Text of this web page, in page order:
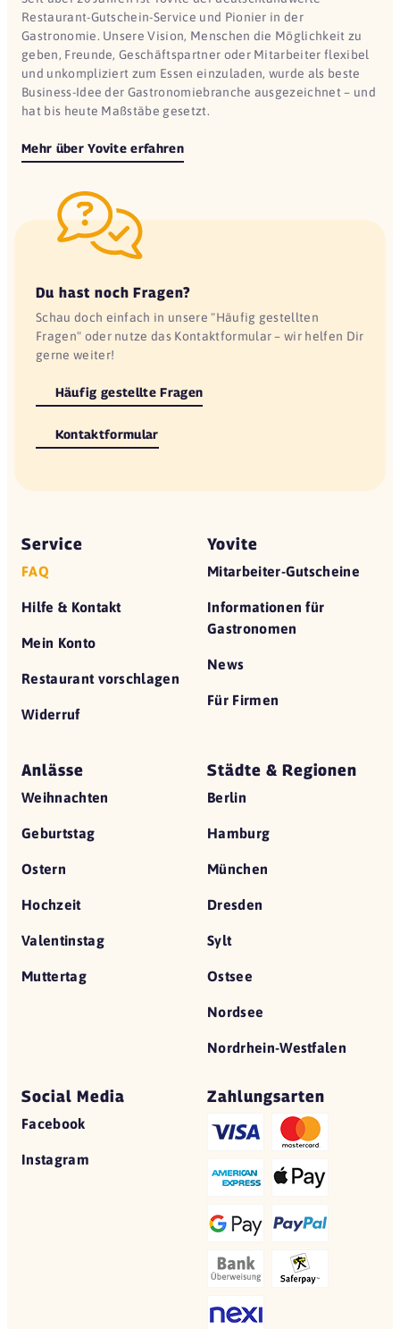
Restaurant-Gutschein-Service und Pionier in der
Gastronomie. Unsere Vision, Menschen die Möglichkeit zu
geben, Freunde, Geschäftspartner oder Mitarbeiter flexibel
und unkompliziert zum Essen einzuladen, wurde als beste
Business-Idee der Gastronomiebranche ausgezeichnet – und
hat bis heute Maßstäbe gesetzt.
Mehr über Yovite erfahren
Du hast noch Fragen?
Schau doch einfach in unsere "Häufig gestellten
Fragen" oder nutze das Kontaktformular – wir helfen Dir
gerne weiter!
Häufig gestellte Fragen
Kontaktformular
Service
FAQ
Hilfe & Kontakt
Mein Konto
Restaurant vorschlagen
Widerruf
Yovite
Mitarbeiter-Gutscheine
Informationen für
Gastronomen
News
Für Firmen
Anlässe
Weihnachten
Geburtstag
Ostern
Hochzeit
Valentinstag
Muttertag
Städte & Regionen
Berlin
Hamburg
München
Dresden
Sylt
Ostsee
Nordsee
Nordrhein-Westfalen
Social Media
Facebook
Instagram
Zahlungsarten